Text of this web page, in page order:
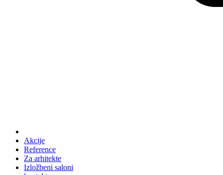
Akcije
Reference
Za arhitekte
Izložbeni saloni